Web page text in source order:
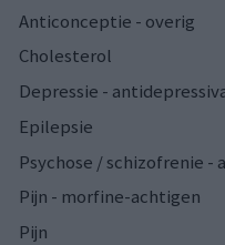
Anticonceptie - overig
Cholesterol
Depressie -
Epilepsie
Psychose / schizofrenie -
Pijn - morfine-achtigen
Pijn